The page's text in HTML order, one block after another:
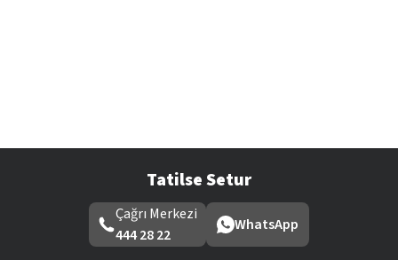
Tatilse Setur
Çağrı Merkezi
444 28 22
WhatsApp